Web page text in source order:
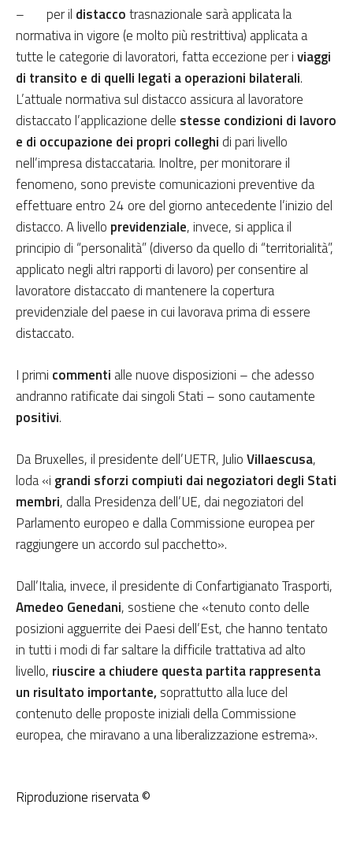
– per il distaccotrasnazionale sarà applicata la
normativa in vigore (e molto più restrittiva) applicata a
tutte le categorie di lavoratori, fatta eccezione per iviaggi
di transito e di quelli legati a operazioni bilaterali.
L’attuale normativa sul distacco assicura al lavoratore
distaccato l’applicazione delle stesse condizioni di lavoro
e di occupazione dei propri colleghi di pari livello
nell’impresa distaccataria. Inoltre, per monitorare il
fenomeno, sono previste comunicazioni preventive da
effettuare entro 24 ore del giorno antecedente l’inizio del
distacco. A livello previdenziale, invece, si applica il
principio di “personalità” (diverso da quello di “territorialità”,
applicato negli altri rapporti di lavoro) per consentire al
lavoratore distaccato di mantenere la copertura
previdenziale del paese in cui lavorava prima di essere
distaccato.
I primi commenti alle nuove disposizioni – che adesso
andranno ratificate dai singoli Stati – sono cautamente
positivi.
Da Bruxelles, il presidente dell’UETR, JulioVillaescusa,
loda «i grandi sforzi compiuti dai negoziatori degli Stati
membri, dalla Presidenza dell’UE, dai negoziatori del
Parlamento europeo e dalla Commissione europea per
raggiungere un accordo sul pacchetto».
Dall’Italia, invece, il presidente di Confartigianato Trasporti,
Amedeo Genedani, sostiene che «tenuto conto delle
posizioni agguerrite dei Paesi dell’Est, che hanno tentato
in tutti i modi di far saltare la difficile trattativa ad alto
livello, riuscire a chiudere questa partita rappresenta
un risultato importante,soprattutto alla luce del
contenuto delle proposte iniziali della Commissione
europea, che miravano a una liberalizzazione estrema».
Riproduzione riservata ©